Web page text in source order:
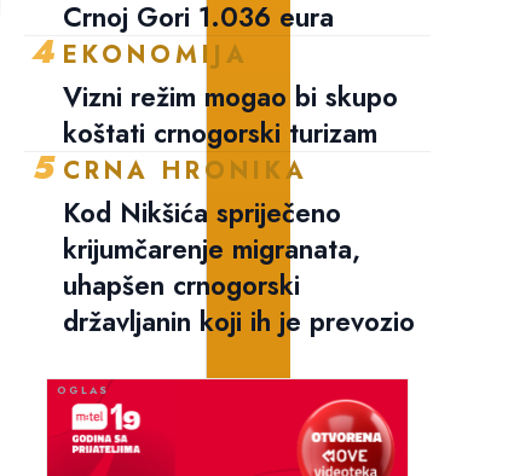
Crnoj Gori 1.036 eura
4 EKONOMIJA
Vizni režim mogao bi skupo
koštati crnogorski turizam
5 CRNA HRONIKA
Kod Nikšića spriječeno
krijumčarenje migranata,
uhapšen crnogorski
državljanin koji ih je prevozio